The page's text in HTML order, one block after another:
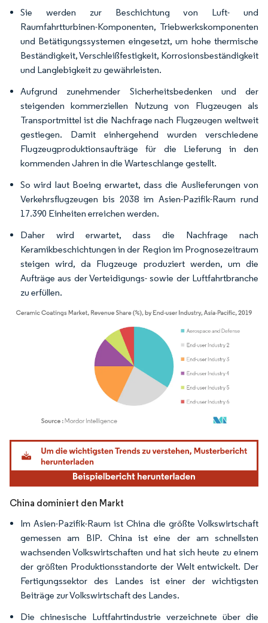
Sie werden zur Beschichtung von Luft- und
Raumfahrtturbinen-Komponenten, Triebwerkskomponenten
und Betätigungssystemen eingesetzt, um hohe thermische
Beständigkeit, Verschleißfestigkeit, Korrosionsbeständigkeit
und Langlebigkeit zu gewährleisten.
Aufgrund zunehmender Sicherheitsbedenken und der
steigenden kommerziellen Nutzung von Flugzeugen als
Transportmittel ist die Nachfrage nach Flugzeugen weltweit
gestiegen. Damit einhergehend wurden verschiedene
Flugzeugproduktionsaufträge für die Lieferung in den
kommenden Jahren in die Warteschlange gestellt.
So wird laut Boeing erwartet, dass die Auslieferungen von
Verkehrsflugzeugen bis 2038 im Asien-Pazifik-Raum rund
17.390 Einheiten erreichen werden.
Daher wird erwartet, dass die Nachfrage nach
Keramikbeschichtungen in der Region im Prognosezeitraum
steigen wird, da Flugzeuge produziert werden, um die
Aufträge aus der Verteidigungs- sowie der Luftfahrtbranche
zu erfüllen.
Bild © Mordor Intelligence. Wiederverwendung erfordert Namensnennung gemäß
China dominiert den Markt
Im Asien-Pazifik-Raum ist China die größte Volkswirtschaft
gemessen am BIP. China ist eine der am schnellsten
wachsenden Volkswirtschaften und hat sich heute zu einem
der größten Produktionsstandorte der Welt entwickelt. Der
Fertigungssektor des Landes ist einer der wichtigsten
Beiträge zur Volkswirtschaft des Landes.
Die chinesische Luftfahrtindustrie verzeichnete über die